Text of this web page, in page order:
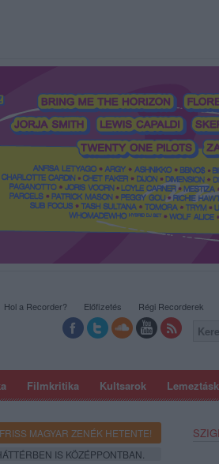
Filmkritika Kultsarok
Hol a Recorder? Előfizetés Régi Recorderek
FRISS MAGYAR ZENÉK HETENTE!
IS KÖZÉPPONTBAN.